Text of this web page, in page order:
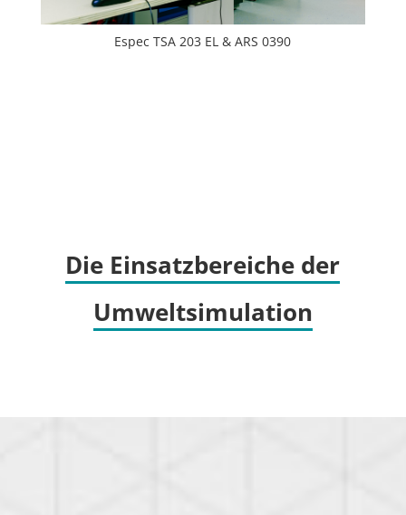
Espec TSA 203 EL & ARS 0390
Die Einsatzbereiche der
Umweltsimulation